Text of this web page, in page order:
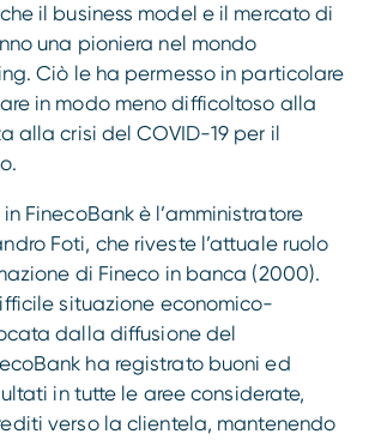
il business model e il mercato di
una pioniera nel mondo
Ciò le ha permesso in particolare
in modo meno difficoltoso alla
alla crisi del COVID-19 per il
FinecoBank è l’amministratore
Foti, che riveste l’attuale ruolo
di Fineco in banca (2000).
situazione economico-
dalla diffusione del
ha registrato buoni ed
in tutte le aree considerate,
verso la clientela, mantenendo